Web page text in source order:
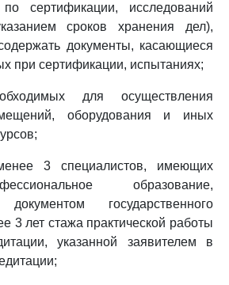
сертификации, исследований
сроков хранения дел),
документы, касающиеся
при сертификации, испытаниях;
для осуществления
оборудования и иных
3 специалистов, имеющих
образование,
государственного
3 лет стажа практической работы
указанной заявителем в